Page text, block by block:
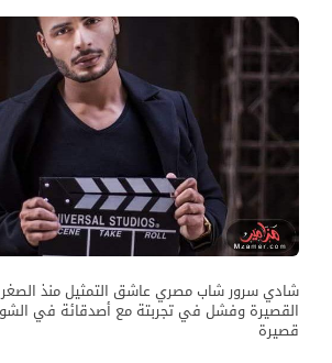
شادي سرور شاب مصري عاشق التمثيل منذ الصغر
القصيرة وفشل في تجربتة مع أصدقائة في
قصيرة